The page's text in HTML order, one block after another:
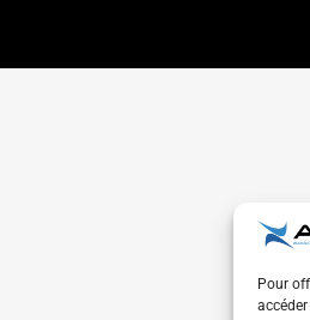
Pour